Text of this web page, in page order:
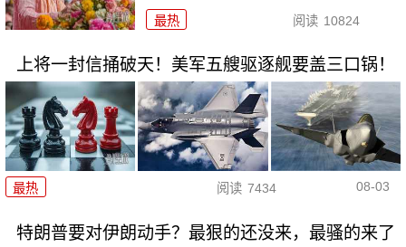
最热 阅读 10824
上将一封信捅破天！美军五艘驱逐舰要盖三口锅！
最热 阅读 7434 08-03
特朗普要对伊朗动手？最狠的还没来，最骚的来了